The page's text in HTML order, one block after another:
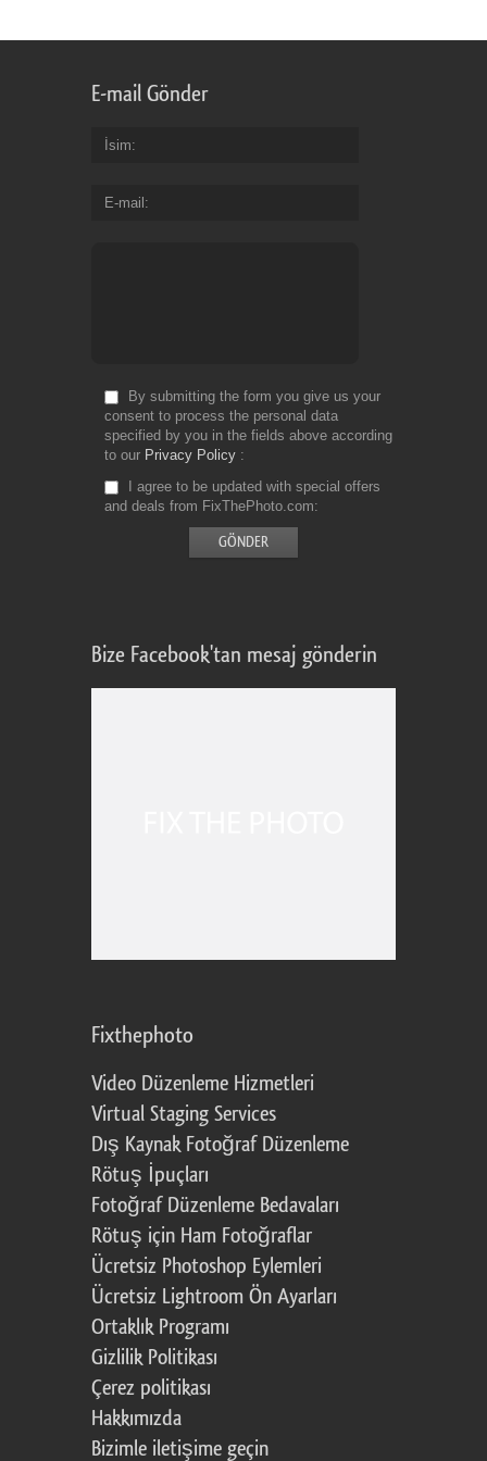
E-mail Gönder
İsim
E-mail
By submitting the form you give us your
consent to process the personal data
specified by you in the fields above according
to our Privacy Policy
I agree to be updated with special offers
and deals from FixThePhoto.com
Bize Facebook'tan mesaj gönderin
Fixthephoto
Video Düzenleme Hizmetleri
Virtual Staging Services
Dış Kaynak Fotoğraf Düzenleme
Rötuş İpuçları
Fotoğraf Düzenleme Bedavaları
Rötuş için Ham Fotoğraflar
Ücretsiz Photoshop Eylemleri
Ücretsiz Lightroom Ön Ayarları
Ortaklık Programı
Gizlilik Politikası
Çerez politikası
Hakkımızda
Bizimle iletişime geçin